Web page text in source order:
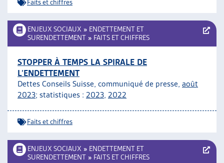
JOURNÉES D’AUTOMNE
Faits et chiffres
ENJEUX SOCIAUX » ENDETTEMENT ET
SURENDETTEMENT » FAITS ET CHIFFRES
STOPPER À TEMPS LA SPIRALE DE
L’ENDETTEMENT
Dettes Conseils Suisse, communiqué de presse, août
2023; statistiques : 2023, 2022
Faits et chiffres
ENJEUX SOCIAUX » ENDETTEMENT ET
SURENDETTEMENT » FAITS ET CHIFFRES